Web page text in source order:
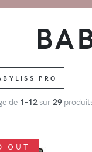
PRO
de 1-12sur 29
OUT